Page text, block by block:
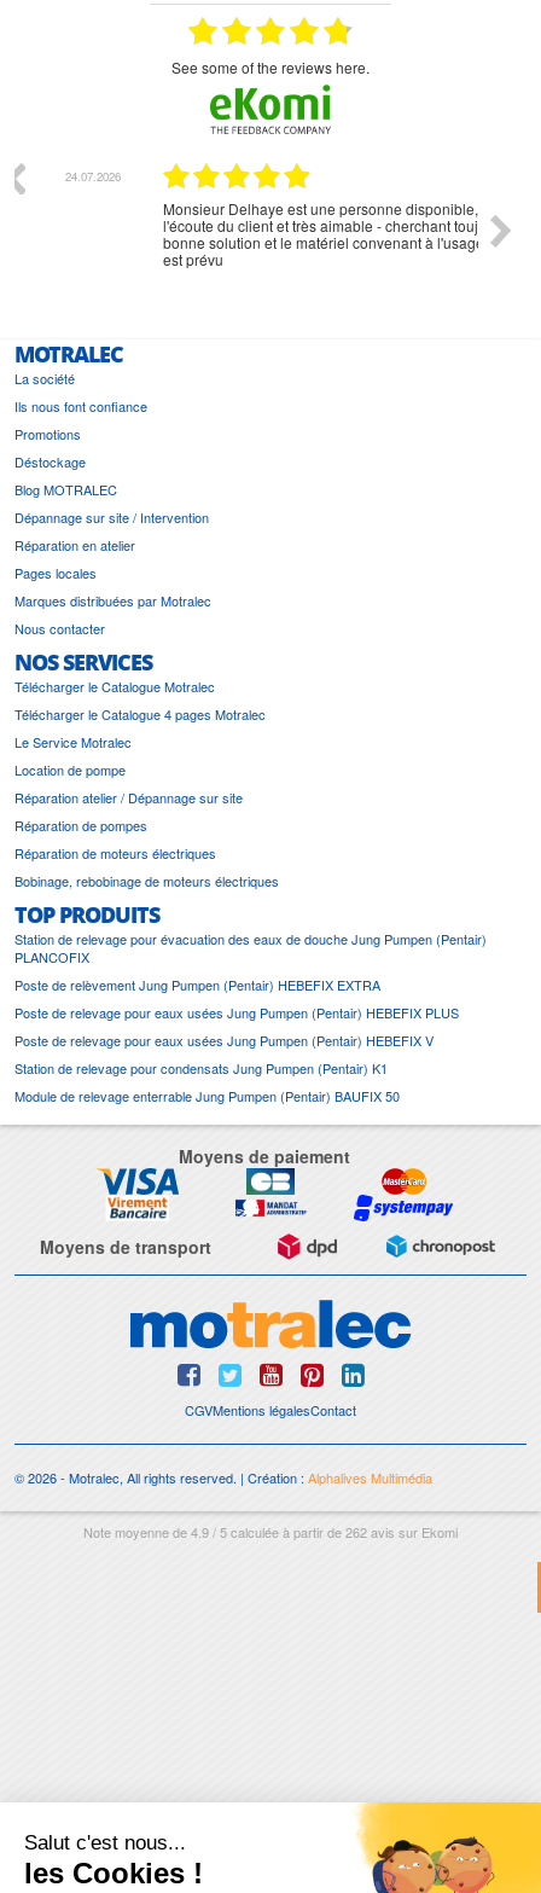
see some of the reviews here.
Monsieur Delhaye est une personne disponible, à
l'écoute du client et très aimable - cherchant toujours la
bonne solution et le matériel convenant à l'usage qui en
MOTRALEC
La société
Ils nous font confiance
Promotions
Déstockage
Blog MOTRALEC
Dépannage sur site / Intervention
Réparation en atelier
Pages locales
Marques distribuées par Motralec
Nous contacter
NOS SERVICES
Télécharger le Catalogue Motralec
Télécharger le Catalogue 4 pages Motralec
Le Service Motralec
Location de pompe
Réparation atelier / Dépannage sur site
Réparation de pompes
Réparation de moteurs électriques
Bobinage, rebobinage de moteurs électriques
TOP PRODUITS
Station de relevage pour évacuation des eaux de douche Jung Pumpen (Pentair)
PLANCOFIX
Poste de relèvement Jung Pumpen (Pentair) HEBEFIX EXTRA
Poste de relevage pour eaux usées Jung Pumpen (Pentair) HEBEFIX PLUS
Poste de relevage pour eaux usées Jung Pumpen (Pentair) HEBEFIX V
Station de relevage pour condensats Jung Pumpen (Pentair) K1
Module de relevage enterrable Jung Pumpen (Pentair) BAUFIX 50
Moyens de paiement
Moyens de transport
CGVMentions légalesContact
© 2026 - Motralec, All rights reserved. | Création :Alphalives Multimédia
Note moyenne de4.9/5calculée à partir de262avis sur Ekomi